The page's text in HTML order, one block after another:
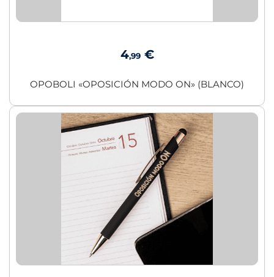
4,99 €
OPOBOLI «OPOSICIÓN MODO ON» (BLANCO)